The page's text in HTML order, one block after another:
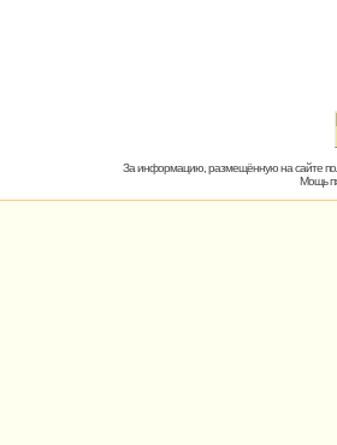
За информацию, размещённую на сайте
Мощь